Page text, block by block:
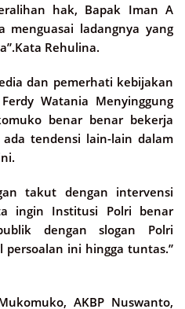
hak, Bapak Iman A
menguasai ladangnya yang
Rehulina.
dan pemerhati kebijakan
Watania Menyinggung
benar benar bekerja
ada tendensi lain-lain dalam
takut dengan intervensi
ingin Institusi Polri benar
dengan slogan Polri
persoalan ini hingga tuntas.”
AKBP Nuswanto,